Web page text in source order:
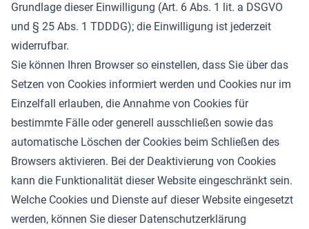
Grundlage dieser Einwilligung (Art. 6 Abs. 1 lit. a DSGVO
und § 25 Abs. 1 TDDDG); die Einwilligung ist jederzeit
widerrufbar.
Sie können Ihren Browser so einstellen, dass Sie über das
Setzen von Cookies informiert werden und Cookies nur im
Einzelfall erlauben, die Annahme von Cookies für
bestimmte Fälle oder generell ausschließen sowie das
automatische Löschen der Cookies beim Schließen des
Browsers aktivieren. Bei der Deaktivierung von Cookies
kann die Funktionalität dieser Website eingeschränkt sein.
Welche Cookies und Dienste auf dieser Website eingesetzt
werden, können Sie dieser Datenschutzerklärung